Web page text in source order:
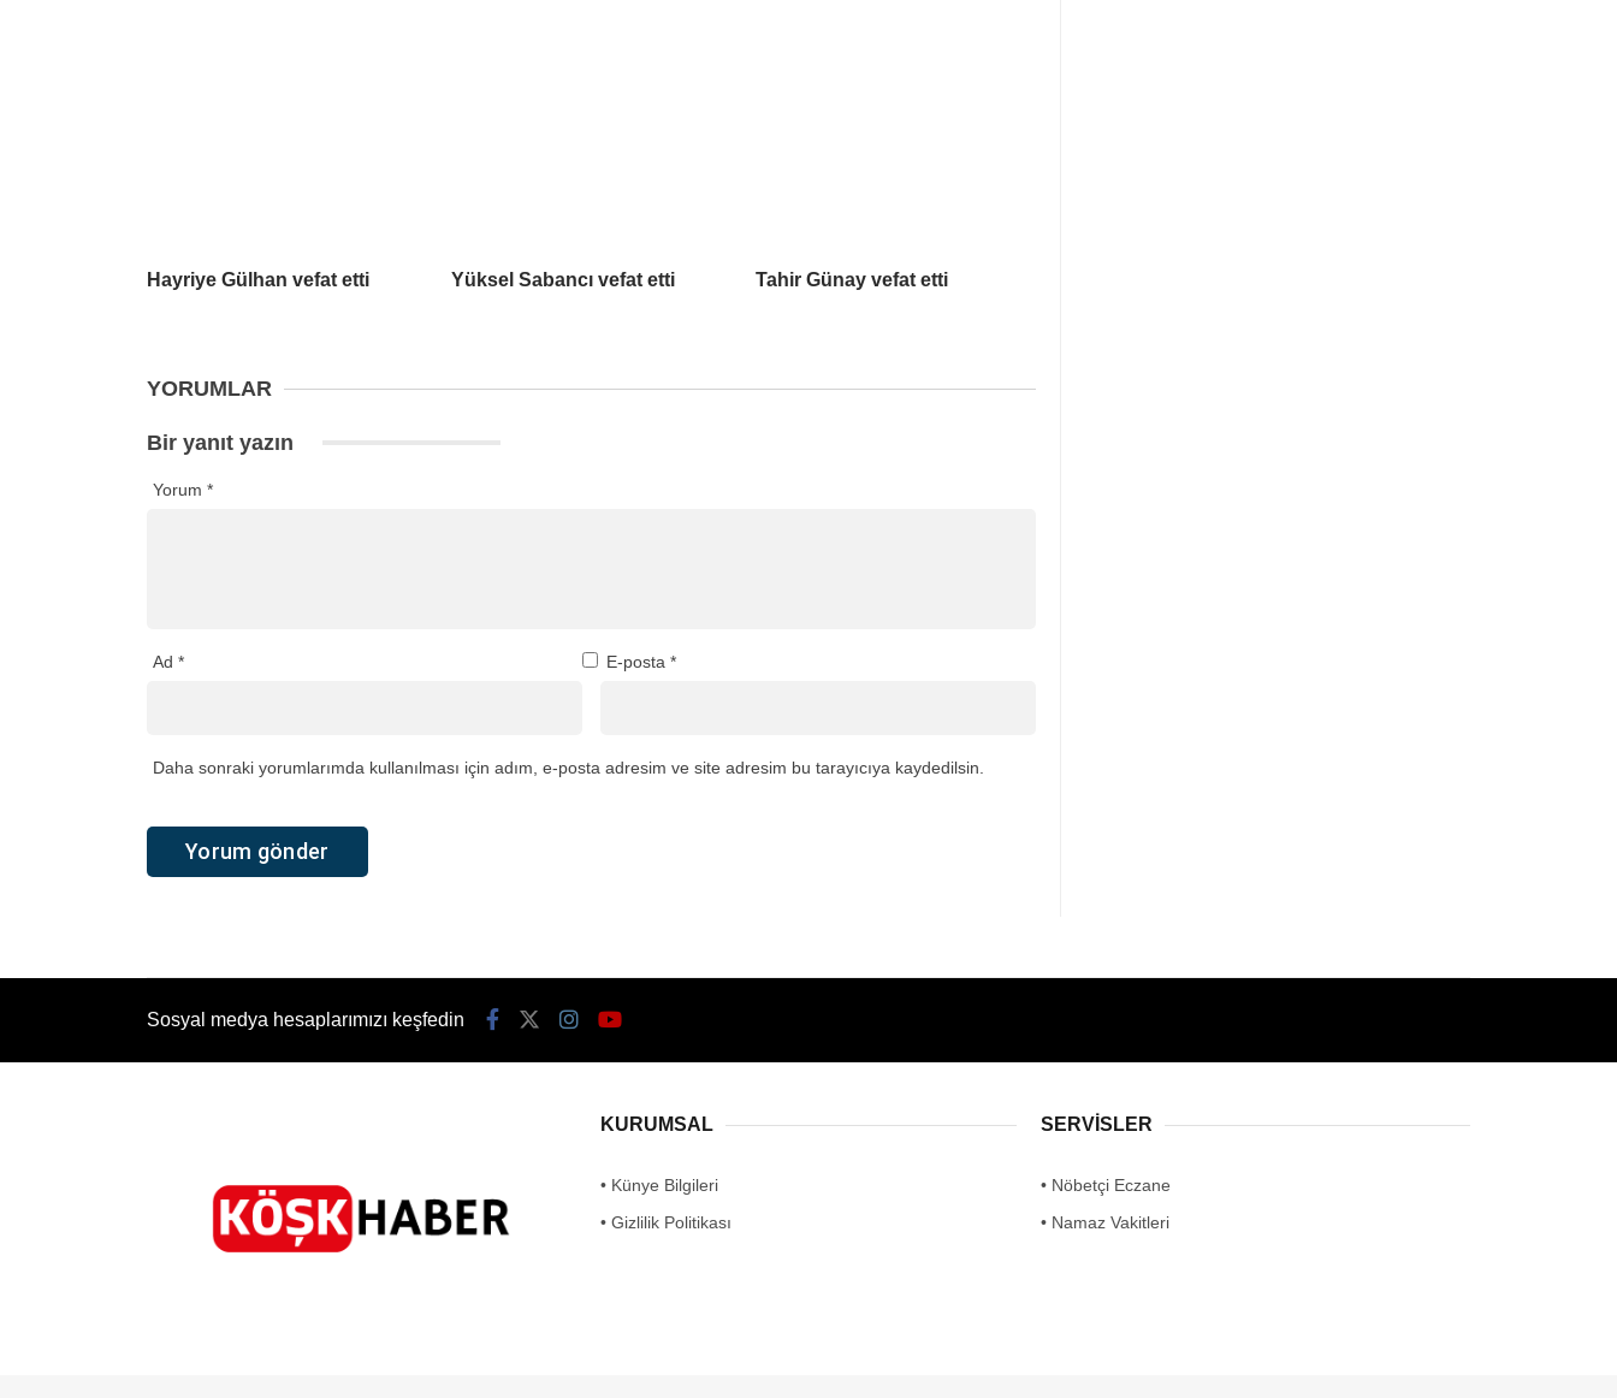
Hayriye Gülhan vefat etti Yüksel Sabancı vefat etti Tahir Günay vefat etti
YORUMLAR
Bir yanıt yazın
Yorum *
Ad * E-posta *
Daha sonraki yorumlarımda kullanılması için adım, e-posta adresim ve site adresim bu tarayıcıya kaydedilsin.
Sosyal medya hesaplarımızı keşfedin
KURUMSAL
• Künye Bilgileri
• Gizlilik Politikası
SERVİSLER
• Nöbetçi Eczane
• Namaz Vakitleri